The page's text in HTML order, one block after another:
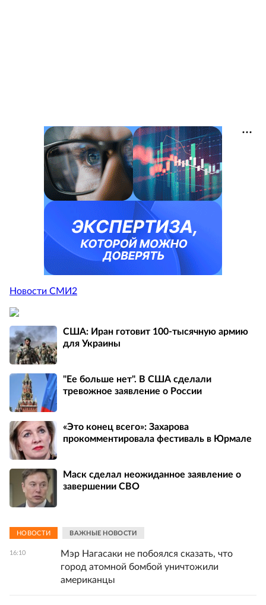
Новости СМИ2
США: Иран готовит 100-тысячную армию
для Украины
"Ее больше нет". В США сделали
тревожное заявление о России
«Это конец всего»: Захарова
прокомментировала фестиваль в Юрмале
Маск сделал неожиданное заявление о
завершении СВО
НОВОСТИ ВАЖНЫЕ НОВОСТИ
16:10
Мэр Нагасаки не побоялся сказать, что
город атомной бомбой уничтожили
американцы